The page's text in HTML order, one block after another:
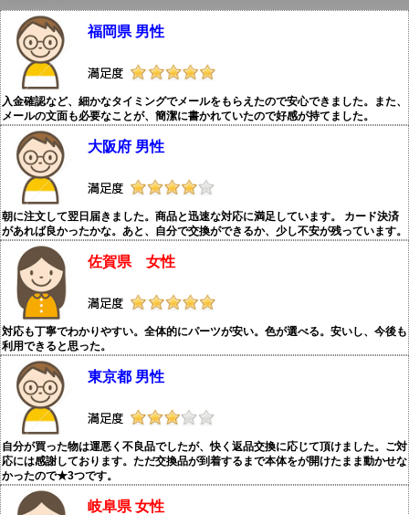
福岡県 男性
入金確認など、細かなタイミングでメールをもらえたので安心できました。また、
メールの文面も必要なことが、簡潔に書かれていたので好感が持てました。
大阪府 男性
朝に注文して翌日届きました。商品と迅速な対応に満足しています。 カード決済
があれば良かったかな。あと、自分で交換ができるか、少し不安が残っています。
佐賀県 女性
対応も丁寧でわかりやすい。全体的にパーツが安い。色が選べる。安いし、今後も
利用できると思った。
東京都 男性
自分が買った物は運悪く不良品でしたが、快く返品交換に応じて頂けました。ご対
応には感謝しております。ただ交換品が到着するまで本体をが開けたまま動かせな
かったので★3つです。
岐阜県 女性